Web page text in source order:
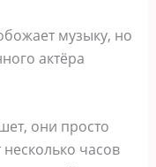
музыку, но
актёра
они просто
часов